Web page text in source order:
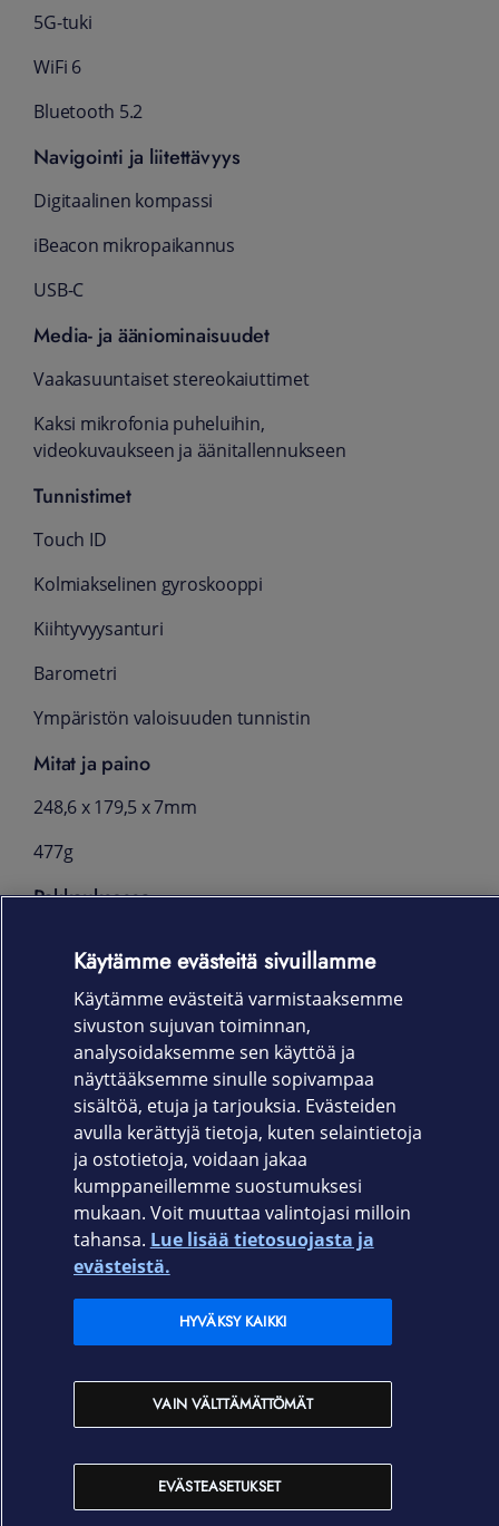
5G-tuki
WiFi 6
Bluetooth 5.2
Navigointi ja liitettävyys
Digitaalinen kompassi
iBeacon mikropaikannus
USB-C
Media- ja ääniominaisuudet
Vaaka­suuntaiset stereokaiuttimet
Kaksi mikrofonia puheluihin,
videokuvaukseen ja äänitallennukseen
Tunnistimet
Touch ID
Kolmiakselinen gyroskooppi
Kiihtyvyysanturi
Barometri
Ympäristön valoisuuden tunnistin
Mitat ja paino
248,6 x 179,5 x 7mm
477g
Pakkauksessa
Takuu
12 kk
Elisa.fi
Elisa Oyj
Yhteystiedot
Käytämme evästeitä sivuillamme
Käytämme evästeitä varmistaaksemme
sivuston sujuvan toiminnan,
analysoidaksemme sen käyttöä ja
näyttääksemme sinulle sopivampaa
sisältöä, etuja ja tarjouksia. Evästeiden
avulla kerättyjä tietoja, kuten selaintietoja
ja ostotietoja, voidaan jakaa
kumppaneillemme suostumuksesi
mukaan. Voit muuttaa valintojasi milloin
tahansa. Lue lisää tietosuojasta ja
evästeistä.
EVÄSTEASETUKSET
VAIN VÄLTTÄMÄTTÖMÄT
HYVÄKSY KAIKKI